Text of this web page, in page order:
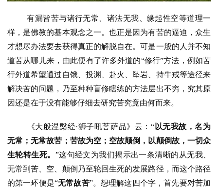
有漏皆苦与诸行无常、诸法无我、缘起性空等道理一
样，是佛教的基本观念之一。也正是因为有苦的逼迫，众生
才想尽办法要去获得真正的解脱自在。可是一般的人并不知
道苦从哪儿来，由此便有了许多外道的“修行”方法，例如苦
行外道希望通过自饿、投渊、赴火、坠岩、持牛戒等途径来
解决苦的问题，乃至种种盲修瞎练的方法层出不穷，究其原
因还是在于没有能够仔细去研究苦究竟由何而来。
《大般涅槃经·狮子吼菩萨品》云：“以无我故，名为
无常；无常故苦；苦故为空；空故颠倒，以颠倒故，一切众
生轮转生死。 ”这句经文为我们揭示出一条清晰的从无我、
无常到苦、空、颠倒乃至轮回生死的发展路径，而这个路径
的第一环便是“无常故苦”。想理解这四个字，首先要对苦加